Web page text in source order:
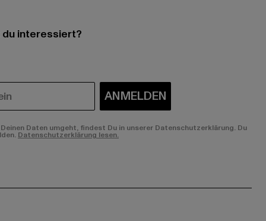
interessiert?
ANMELDEN
Daten umgeht, findest Du in unserer Datenschutzerklärung. Du
Datenschutzerklärung lesen.